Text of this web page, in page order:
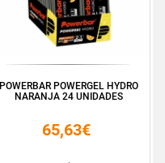
POWERBAR POWERGEL HYDRO
NARANJA 24 UNIDADES
65,63€